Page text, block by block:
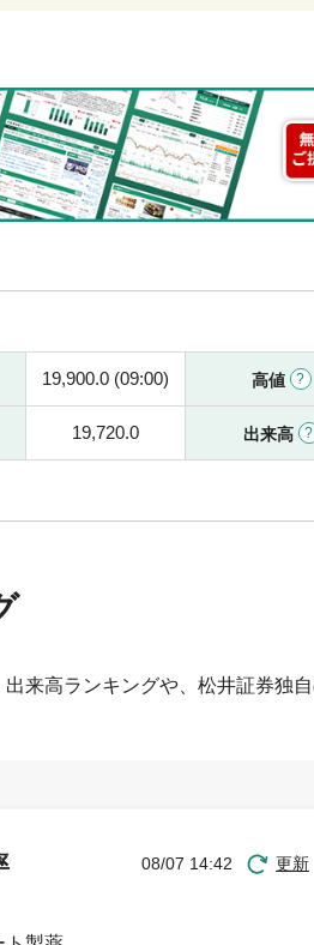
19,900.0 (09:00) 高値
19,720.0 出来高
来高ランキングや、松井証券独